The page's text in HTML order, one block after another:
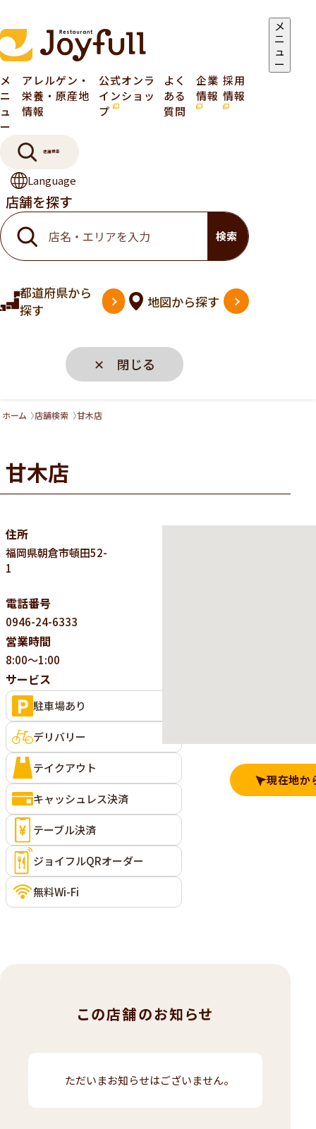
メ
ニ
ュ
ー
メ
ニ
ュ
ー
アレルゲン・
栄養・原産地
情報
公式オンラ
インショッ
プ
よく
ある
質問
企業
情報
採用
情報
店舗検索
Language
店舗を探す
検索
都道府県から
探す
地図から探す
✕ 閉じる
ホーム 店舗検索 甘木店
甘木店
住所
福岡県朝倉市頓田52-
1
電話番号
0946-24-6333
営業時間
8:00～1:00
サービス
駐車場あり
デリバリー
テイクアウト
キャッシュレス決済
テーブル決済
ジョイフルQRオーダー
無料Wi-Fi
現在地か
この店舗のお知らせ
ただいまお知らせはございません。